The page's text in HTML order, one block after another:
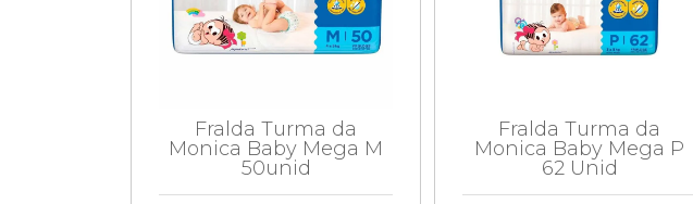
Fralda Turma da
Monica Baby Mega M
50unid
Fralda Turma da
Monica Baby Mega P
62 Unid